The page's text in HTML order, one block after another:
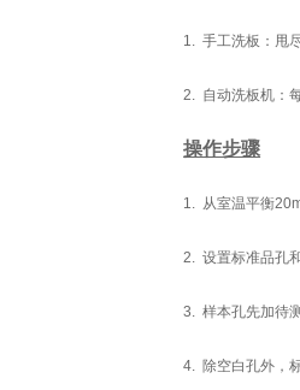
1. 手工洗板：甩
2. 自动洗板机：
操作步骤
1. 从室温平衡
2. 设置标准品孔
3. 样本孔先加待
4. 除空白孔外，